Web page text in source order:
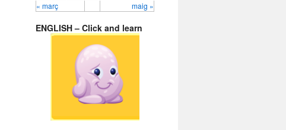
« març maig »
ENGLISH – Click and learn